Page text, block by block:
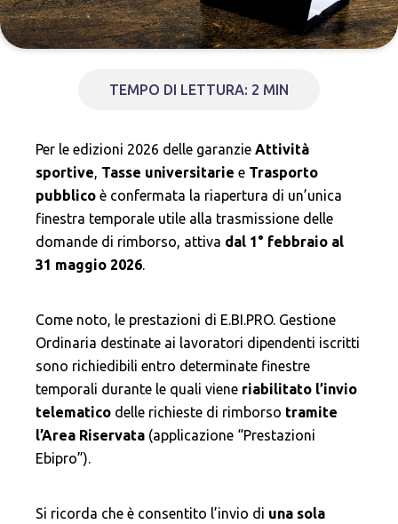
TEMPO DI LETTURA: 2 MIN
Per le edizioni 2026 delle garanzie Attività
sportive, Tasse universitarie e Trasporto
pubblico è confermata la riapertura di un’unica
finestra temporale utile alla trasmissione delle
domande di rimborso, attiva dal 1° febbraio al
31 maggio 2026.
Come noto, le prestazioni di E.BI.PRO. Gestione
Ordinaria destinate ai lavoratori dipendenti iscritti
sono richiedibili entro determinate finestre
temporali durante le quali viene riabilitato l’invio
telematico delle richieste di rimborso tramite
l’Area Riservata (applicazione “Prestazioni
Ebipro”).
Si ricorda che è consentito l’invio di una sola